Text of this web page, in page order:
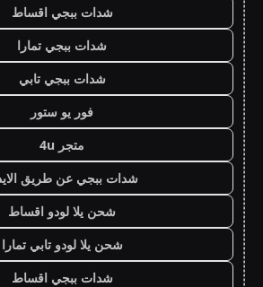
شدات ببجي اقساط
شدات ببجي تمارا
شدات ببجي تابي
فور يو ستور
متجر 4u
شدات ببجي عن طريق
شحن يلا لودو اقساط
شحن يلا لودو تابي تمارا
شدات ببجي اقساط